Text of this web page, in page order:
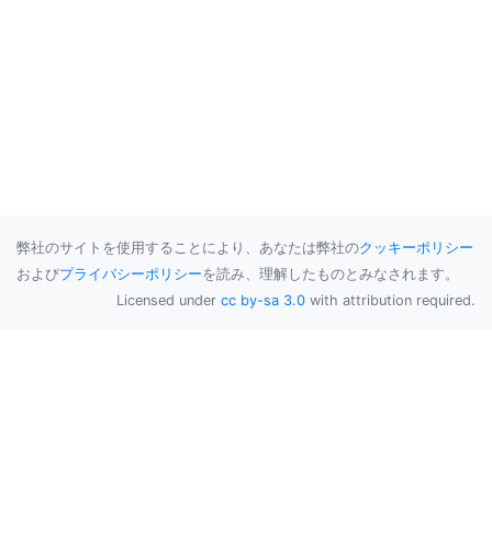
弊社のサイトを使用することにより、あなたは弊社のクッキーポリシー
およびプライバシーポリシーを読み、理解したものとみなされます。
Licensed under cc by-sa 3.0 with attribution required.